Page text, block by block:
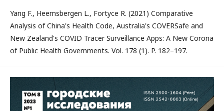
Yang F., Heemsbergen L., Fortyce R. (2021) Comparative
Analysis of China's Health Code, Australia's COVERSafe and
New Zealand's COVID Tracer Surveillance Apps: A New Corona
of Public Health Governments. Vol. 178 (1). P. 182–197.